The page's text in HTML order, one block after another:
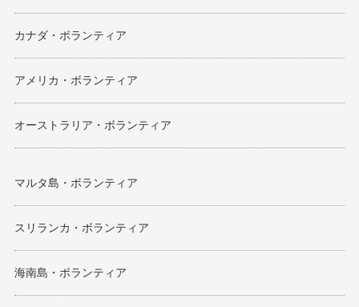
カナダ・ボランティア
アメリカ・ボランティア
オーストラリア・ボランティア
マルタ島・ボランティア
スリランカ・ボランティア
海南島・ボランティア